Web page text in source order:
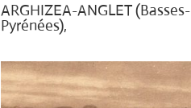
ARGHIZEA-ANGLET (Basses-
Pyrénées),